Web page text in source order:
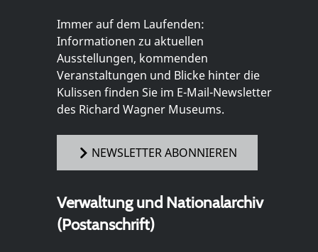
Immer auf dem Laufenden:
Informationen zu aktuellen
Ausstellungen, kommenden
Veranstaltungen und Blicke hinter die
Kulissen finden Sie im E-Mail-Newsletter
des Richard Wagner Museums.
NEWSLETTER ABONNIEREN
Verwaltung und Nationalarchiv
(Postanschrift)